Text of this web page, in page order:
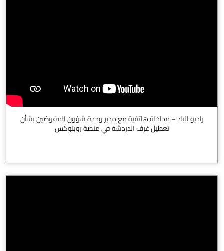
راديو البلد – مداخلة هاتفية مع مدير وحدة شؤون المفوضين بشأن
تعطيل غرف الدردشة في منصة روبلوكس